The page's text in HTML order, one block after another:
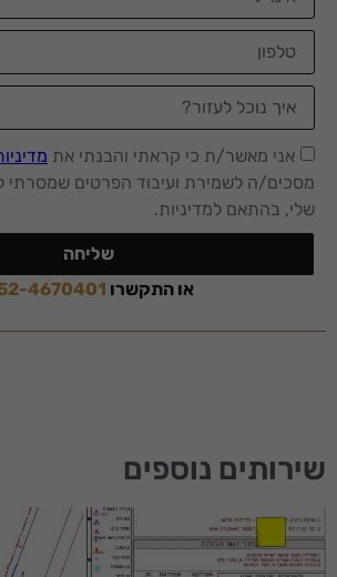
אני מאשר/ת כי קראתי והבנתי את
מסכים/ה לשמירת ועיבוד הפרטים שמסרתי
שלי, בהתאם למדיניות.
שליחה
או התקשרו 4670401
שירותים נוספים
אינם
הם